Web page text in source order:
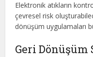
Elektronik atıkların
çevresel risk
dönüşüm uygulamaları
Geri